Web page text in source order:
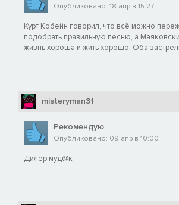
Опубликовано: 18 апр в 15:27
Курт Кобейн говорил, что всё можно
подобрать правильную песню, а
жизнь хороша и жить хорошо. Оба
misteryman31
Рекомендую
Опубликовано: 09 апр в 10:00
Дилер муд@к